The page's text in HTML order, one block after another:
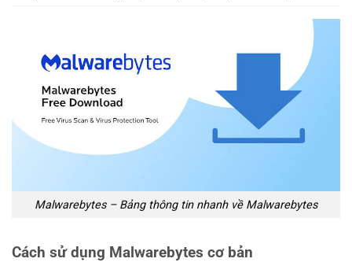
Malwarebytes – Bảng thông tin nhanh về Malwarebytes
Cách sử dụng Malwarebytes cơ bản